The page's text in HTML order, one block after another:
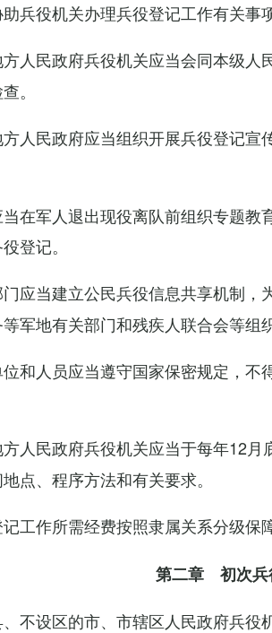
兵役机关办理兵役登记工作有关事项
人民政府兵役机关应当会同本级
。
人民政府应当组织开展兵役登记
在军人退出现役离队前组织专题
登记。
应当建立公民兵役信息共享机制
军地有关部门和残疾人联合会等组
和人员应当遵守国家保密规定，
人民政府兵役机关应当于每年12
点、程序方法和有关要求。
工作所需经费按照隶属关系分级保
第二章 初次兵
不设区的市、市辖区人民政府兵